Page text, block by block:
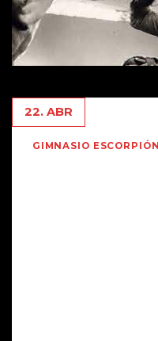
22. ABR
GIMNASIO ESCORPIÓN